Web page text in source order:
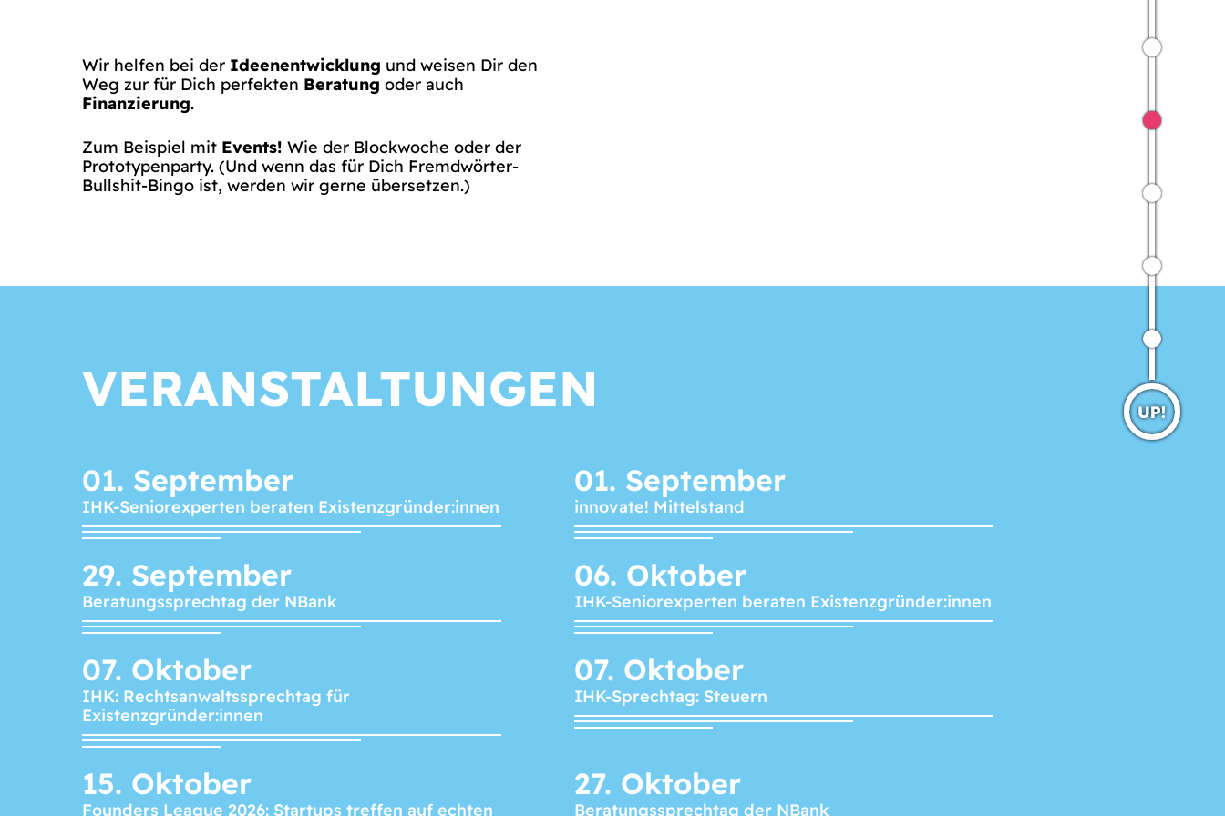
Wir helfen bei der Ideenentwicklung und weisen Dir den
Weg zur für Dich perfekten Beratung oder auch
Finanzierung.
Zum Beispiel mit Events! Wie der Blockwoche oder der
Prototypenparty. (Und wenn das für Dich Fremdwörter-
Bullshit-Bingo ist, werden wir gerne übersetzen.)
VERANSTALTUNGEN
01. September
IHK-Seniorexperten beraten Existenzgründer:innen
01. September
innovate! Mittelstand
29. September
Beratungssprechtag der NBank
06. Oktober
IHK-Seniorexperten beraten Existenzgründer:innen
07. Oktober
IHK: Rechtsanwaltssprechtag für
Existenzgründer:innen
07. Oktober
IHK-Sprechtag: Steuern
15. Oktober
Founders League 2026: Startups treffen auf echten
27. Oktober
Beratungssprechtag der NBank